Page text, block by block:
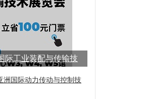
际工业装配与传输技
洲国际动力传动与控制技